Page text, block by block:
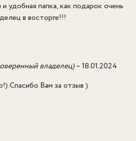
удобная папка, как подарок очень
в восторге!!!
владелец)–18.01.2024
Спасибо Вам за отзыв )